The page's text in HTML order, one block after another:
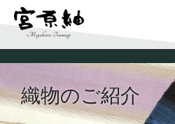
織物のご紹介